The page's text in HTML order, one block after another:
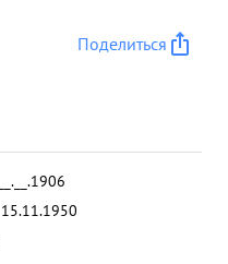
Поделиться
__.__.1906
15.11.1950